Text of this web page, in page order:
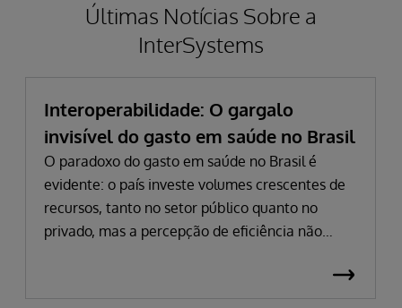
Últimas Notícias Sobre a
InterSystems
Interoperabilidade: O gargalo
invisível do gasto em saúde no Brasil
O paradoxo do gasto em saúde no Brasil é
evidente: o país investe volumes crescentes de
recursos, tanto no setor público quanto no
privado, mas a percepção de eficiência não
público atingiu 5,03% do PIB, impulsionado por